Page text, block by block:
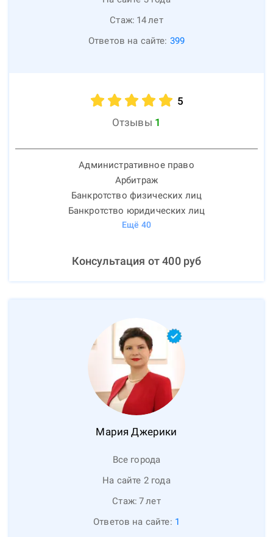
Стаж: 14лет
Ответов на сайте: 399
5
Отзывы 1
Административное право
Арбитраж
Банкротство физических лиц
Банкротство юридических лиц
Ещё 40
Консультация от400руб
Мария Джерики
Все города
На сайте 2 года
Стаж: 7лет
Ответов на сайте: 1